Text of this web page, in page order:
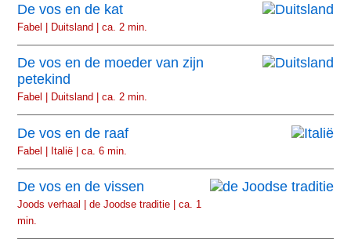
De vos en de kat
Fabel | Duitsland | ca. 2 min.
De vos en de moeder van zijn
petekind
Fabel | Duitsland | ca. 2 min.
De vos en de raaf
Fabel | Italië | ca. 6 min.
De vos en de vissen
Joods verhaal | de Joodse traditie | ca. 1
min.